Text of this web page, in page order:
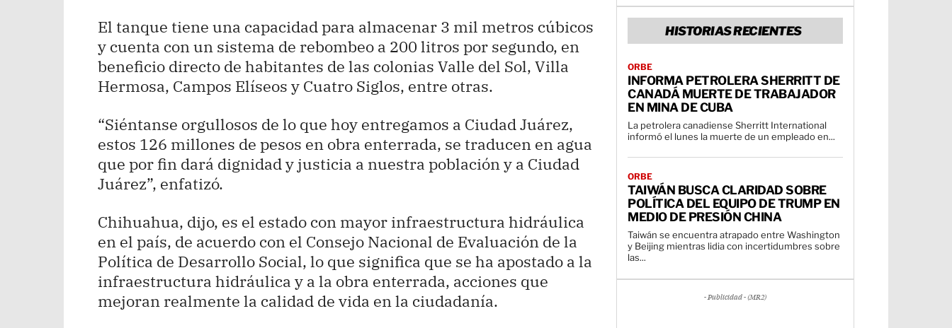
El tanque tiene una capacidad para almacenar 3 mil metros cúbicos
y cuenta con un sistema de rebombeo a 200 litros por segundo, en
beneficio directo de habitantes de las colonias Valle del Sol, Villa
Hermosa, Campos Elíseos y Cuatro Siglos, entre otras.
“Siéntanse orgullosos de lo que hoy entregamos a Ciudad Juárez,
estos 126 millones de pesos en obra enterrada, se traducen en agua
que por fin dará dignidad y justicia a nuestra población y a Ciudad
Juárez”, enfatizó.
Chihuahua, dijo, es el estado con mayor infraestructura hidráulica
en el país, de acuerdo con el Consejo Nacional de Evaluación de la
Política de Desarrollo Social, lo que significa que se ha apostado a la
infraestructura hidráulica y a la obra enterrada, acciones que
mejoran realmente la calidad de vida en la ciudadanía.
HISTORIAS RECIENTES
ORBE
INFORMA PETROLERA SHERRITT DE
CANADÁ MUERTE DE TRABAJADOR
EN MINA DE CUBA
La petrolera canadiense Sherritt International
informó el lunes la muerte de un empleado en...
ORBE
TAIWÁN BUSCA CLARIDAD SOBRE
POLÍTICA DEL EQUIPO DE TRUMP EN
MEDIO DE PRESIÓN CHINA
Taiwán se encuentra atrapado entre Washington
y Beijing mientras lidia con incertidumbres sobre
las...
- Publicidad - (MR2)